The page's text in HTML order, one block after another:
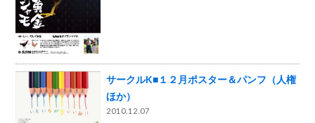
サークルK■１２月ポスター＆パンフ（人権
ほか）
2010.12.07